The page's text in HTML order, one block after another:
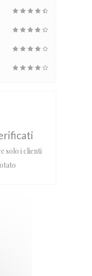
solo i clienti